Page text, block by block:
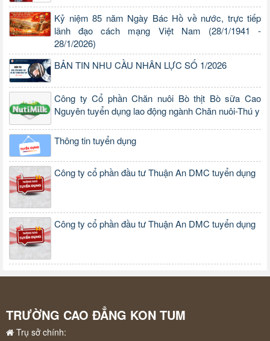
Kỷ niệm 85 năm Ngày Bác Hồ về nước, trực tiếp
lãnh đạo cách mạng Việt Nam (28/1/1941 -
28/1/2026)
BẢN TIN NHU CẦU NHÂN LỰC SỐ 1/2026
Công ty Cổ phần Chăn nuôi Bò thịt Bò sữa Cao
Nguyên tuyển dụng lao động ngành Chăn nuôi-Thú y
Thông tin tuyển dụng
Công ty cổ phần đầu tư Thuận An DMC tuyển dụng
Công ty cổ phần đầu tư Thuận An DMC tuyển dụng
TRƯỜNG CAO ĐẲNG KON TUM
Trụ sở chính: